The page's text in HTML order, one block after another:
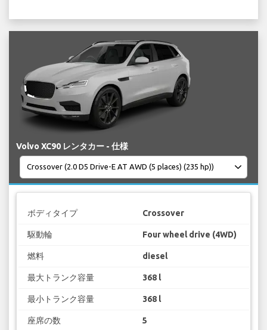
Volvo XC90 レンタカー - 仕様
ボディタイプ Crossover
駆動輪 Four wheel drive (4WD)
燃料 diesel
最大トランク容量 368 l
最小トランク容量 368 l
座席の数 5